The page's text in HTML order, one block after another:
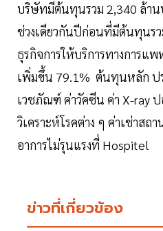
บริษัทมีต้นทุนรวม 2,340 ล้า
ช่วงเดียวกันปีก่อนที่มีต้นทุนร
ธุรกิจการให้บริการทางการ
เพิ่มขึ้น 79.1% ต้นทุนหลัก ป
เวชภัณฑ์ ค่าวัคซีน ค่า X-ray ป
วิเคราะห์โรคต่าง ๆ ค่าเช่าส
อาการไม่รุนแรงที่ Hospitel
ข่าวที่เกี่ยวข้อง